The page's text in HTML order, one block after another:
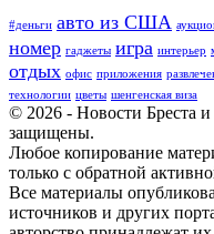
#деньги авто из США
номер гаджеты игра интерьер
отдых офис приложения
технологии цветы шенгенская виза
© 2026 - Новости Бреста и
защищены.
Любое копирование
только с обратной
Все материалы
источников и других